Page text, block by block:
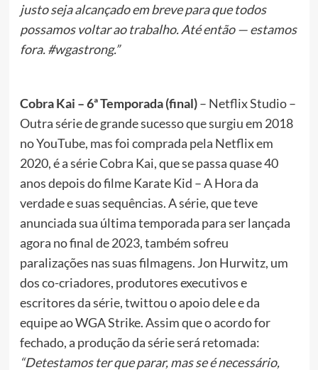
justo seja alcançado em breve para que todos
possamos voltar ao trabalho. Até então — estamos
fora. #wgastrong.”
Cobra Kai – 6ª Temporada (final)– Netflix Studio –
Outra série de grande sucesso que surgiu em 2018
no YouTube, mas foi comprada pela Netflix em
2020, é a série Cobra Kai, que se passa quase 40
anos depois do filme Karate Kid – A Hora da
verdade e suas sequências. A série, que teve
anunciada sua última temporada para ser lançada
agora no final de 2023, também sofreu
paralizações nas suas filmagens. Jon Hurwitz, um
dos co-criadores, produtores executivos e
escritores da série, twittou o apoio dele e da
equipe ao WGA Strike. Assim que o acordo for
fechado, a produção da série será retomada:
“Detestamos ter que parar, mas se é necessário,